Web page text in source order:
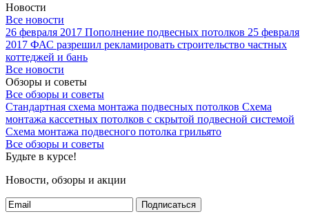
Новости
Все новости
26 февраля 2017 Пополнение подвесных потолков 25 февраля
2017 ФАС разрешил рекламировать строительство частных
коттеджей и бань
Все новости
Обзоры и советы
Все обзоры и советы
Стандартная схема монтажа подвесных потолков Схема
монтажа кассетных потолков с скрытой подвесной системой
Схема монтажа подвесного потолка грильято
Все обзоры и советы
Будьте в курсе!
Новости, обзоры и акции
Подписаться